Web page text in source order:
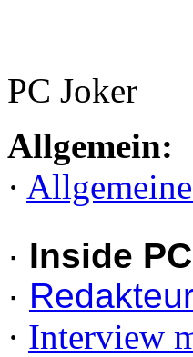
PC Joker
Allgemein:
·
· Inside
·
· Interview